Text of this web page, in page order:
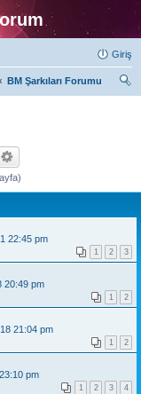
Giriş
BM Şarkıları Forumu
22:45 pm
1 2 3
20:49 pm
1 2
21:04 pm
1 2
pm
1 2 3 4